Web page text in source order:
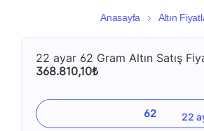
Anasayfa Altın
22 ayar 62 Gram Altın Satış
368.810,10₺